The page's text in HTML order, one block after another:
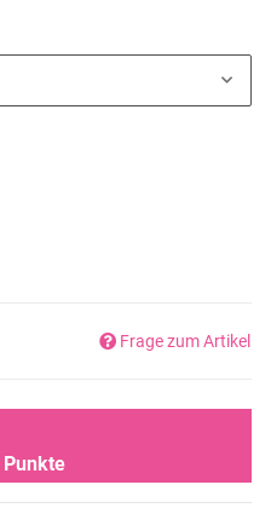
Frage zum Artikel
Punkte